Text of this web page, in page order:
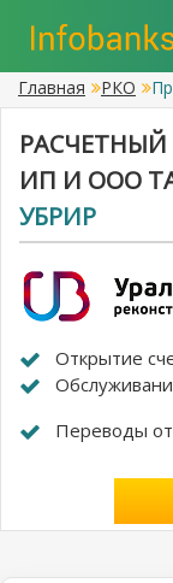
Главная РКО
РАСЧЕТНЫЙ
ИП И ООО
УБРИР
Открытие
Переводы